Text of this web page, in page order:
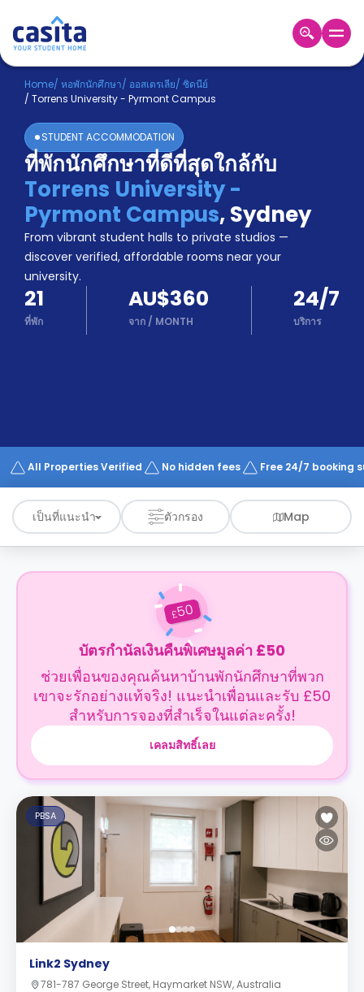
Home TH AUD
เข้าสู่
ระบบ
Booking
Accommodation
About
us
Blog
Refer
And
Earn
Become
A
Partner
Help
Works
Home/ หอพักนักศึกษา/ ออสเตรเลีย/ ซิดนีย์
/ Torrens University - Pyrmont Campus
STUDENT ACCOMMODATION
ที่พักนักศึกษาที่ดีที่สุดใกล้กับ
Torrens University -
Pyrmont Campus,Sydney
From vibrant student halls to private studios —
discover verified, affordable rooms near your
university.
21
ที่พัก
AU$360
จาก / MONTH
24/7
บริการ
All Properties Verified No hidden fees Free 24/7 booking
เป็นที่แนะนำ ตัวกรอง Map
£50
บัตรกำนัลเงินคืนพิเศษมูลค่า £50
ช่วยเพื่อนของคุณค้นหาบ้านพักนักศึกษาที่พวก
เขาจะรักอย่างแท้จริง! แนะนำเพื่อนและรับ £50
สำหรับการจองที่สำเร็จในแต่ละครั้ง!
เคลมสิทธิ์เลย
PBSA
Link2 Sydney
781-787 George Street, Haymarket NSW, Australia